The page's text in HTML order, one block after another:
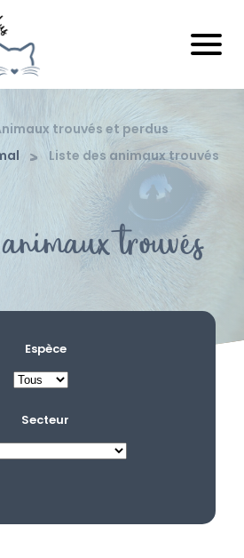
trouvés et perdus
Liste des animaux trouvés
trouvés
Espèce
Secteur